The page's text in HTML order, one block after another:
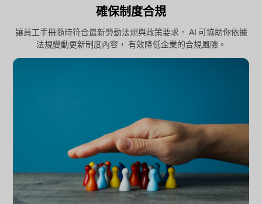
確保制度合規
讓員工手冊隨時符合最新勞動法規與政策要求。 AI 可協助你依據
法規變動更新制度內容， 有效降低企業的合規風險。